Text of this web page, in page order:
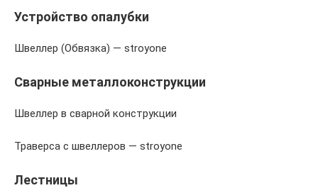
Устройство опалубки
Швеллер (Обвязка) — stroyone
Сварные металлоконструкции
Швеллер в сварной конструкции
Траверса с швеллеров — stroyone
Лестницы